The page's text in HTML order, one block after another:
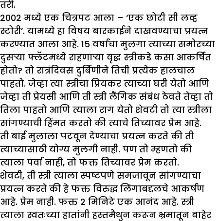
तरी.
2002 मध्ये एक चित्रपट आला – ‘एक छोटी सी लव्ह
स्टोरी’. यामध्ये हा विषय बारकाईने दाखवण्याचा प्रयत्न
करण्यात आला आहे. 15 वर्षांचा मुलगा त्याच्या समोरच्या
दुसऱ्या फ्लॅटमध्ये राहणाऱ्या वृद्ध स्त्रीकडे कसा आकर्षित
होतो? तो रात्रंदिवस दुर्बिणीने तिची प्रत्येक हालचाल
पाहतो. जेव्हा त्या स्त्रीचा प्रियकर त्याच्या घरी येतो आणि
जेव्हा ती प्रेयसी आणि ती स्त्री लैंगिक संबंध ठेवते तेव्हा तो
तिला पाहतो आणि त्याला राग येतो शेवटी तो त्या स्त्रीला
सांगण्याची हिंमत करतो की त्याचे तिच्यावर प्रेम आहे.
ती बाई मुलाला पटवून देण्याचा प्रयत्न करते की ती
त्याच्यासाठी योग्य मुलगी नाही. पण तो म्हणतो की
त्याला पर्वा नाही, तो फक्त तिच्यावर प्रेम करतो.
शेवटी, ती स्त्री त्याला स्पष्टपणे समजावून सांगण्याचा
प्रयत्न करते की हे फक्त विरुद्ध लिंगाबद्दलचे आकर्षण
आहे. प्रेम नाही. फक्त 2 मिनिटे एक आनंद आहे. स्त्री
त्याला स्वतःच्या हातांनी हस्तमैथुन करून भ्रमातून बाहेर